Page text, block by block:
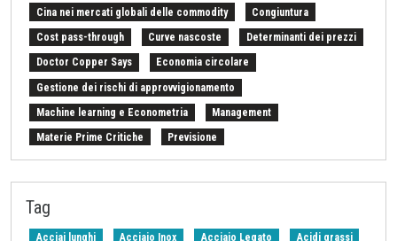
Cina nei mercati globali delle commodity Congiuntura
Cost pass-through Curve nascoste Determinanti dei prezzi
Doctor Copper Says Economia circolare
Gestione dei rischi di approvvigionamento
Machine learning e Econometria Management
Materie Prime Critiche Previsione
Procurement Intelligence Settimana Finanziaria Materie Prime
Tariffe sulle importazioni
Tag
Acciai lunghi Acciaio Inox Acciaio Legato Acidi grassi